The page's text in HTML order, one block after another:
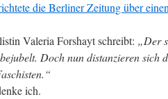
die Berliner Zeitung über
Valeria Forshayt schreibt: „Der
Doch nun distanzieren sich
ich.